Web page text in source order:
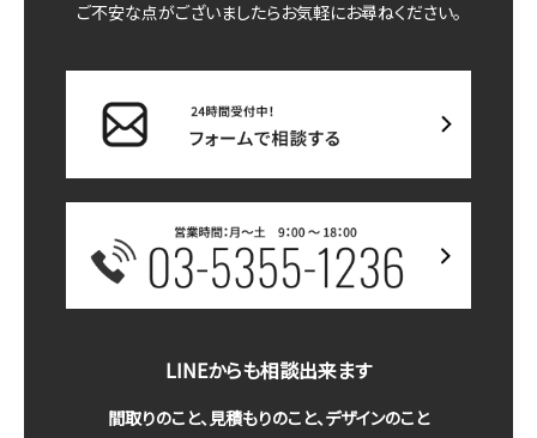
ご不安な点がございましたらお気軽にお尋ねください。
LINEからも相談出来ます
間取りのこと、見積もりのこと、デザインのこと